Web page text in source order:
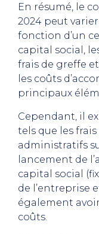
En résumé, le
2024 peut
fonction d’un
capital social,
frais de greffe
les coûts
principaux
Cependant, il
tels que les
administratifs
lancement de
capital social
de l’entreprise
également
coûts.